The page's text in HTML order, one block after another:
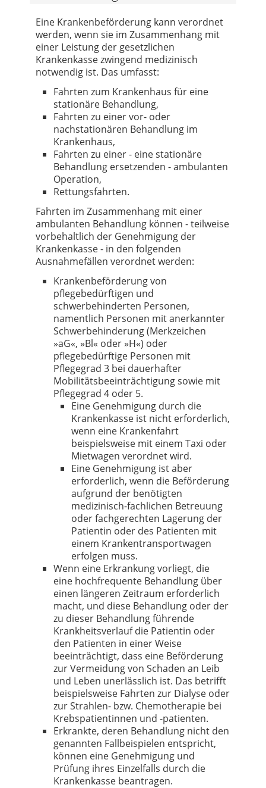
Eine Krankenbeförderung kann verordnet
werden, wenn sie im Zusammenhang mit
einer Leistung der gesetzlichen
Krankenkasse zwingend medizinisch
notwendig ist. Das umfasst:
Fahrten zum Krankenhaus für eine
stationäre Behandlung,
Fahrten zu einer vor- oder
nachstationären Behandlung im
Krankenhaus,
Fahrten zu einer - eine stationäre
Behandlung ersetzenden - ambulanten
Operation,
Rettungsfahrten.
Fahrten im Zusammenhang mit einer
ambulanten Behandlung können - teilweise
vorbehaltlich der Genehmigung der
Krankenkasse - in den folgenden
Ausnahmefällen verordnet werden:
Krankenbeförderung von
pflegebedürftigen und
schwerbehinderten Personen,
namentlich Personen mit anerkannter
Schwerbehinderung (Merkzeichen
»aG«, »Bl« oder »H«) oder
pflegebedürftige Personen mit
Pflegegrad 3 bei dauerhafter
Mobilitätsbeeinträchtigung sowie mit
Pflegegrad 4 oder 5.
Eine Genehmigung durch die
Krankenkasse ist nicht erforderlich,
wenn eine Krankenfahrt
beispielsweise mit einem Taxi oder
Mietwagen verordnet wird.
Eine Genehmigung ist aber
erforderlich, wenn die Beförderung
aufgrund der benötigten
medizinisch-fachlichen Betreuung
oder fachgerechten Lagerung der
Patientin oder des Patienten mit
einem Krankentransportwagen
erfolgen muss.
Wenn eine Erkrankung vorliegt, die
eine hochfrequente Behandlung über
einen längeren Zeitraum erforderlich
macht, und diese Behandlung oder der
zu dieser Behandlung führende
Krankheitsverlauf die Patientin oder
den Patienten in einer Weise
beeinträchtigt, dass eine Beförderung
zur Vermeidung von Schaden an Leib
und Leben unerlässlich ist. Das betrifft
beispielsweise Fahrten zur Dialyse oder
zur Strahlen- bzw. Chemotherapie bei
Krebspatientinnen und -patienten.
Erkrankte, deren Behandlung nicht den
genannten Fallbeispielen entspricht,
können eine Genehmigung und
Prüfung ihres Einzelfalls durch die
Krankenkasse beantragen.